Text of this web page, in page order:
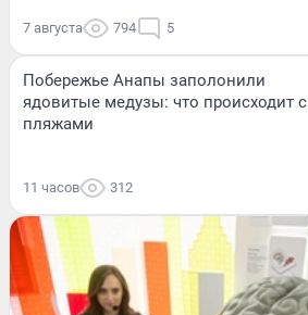
7 августа 794 5
Побережье Анапы заполонили
ядовитые медузы: что происходит с
пляжами
11 часов 312